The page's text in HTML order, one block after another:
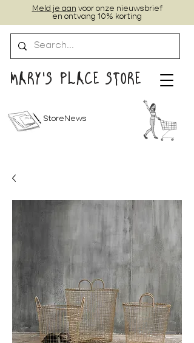
MARY'S PLACE STORE
StoreNews
Meld je aan voor onze nieuwsbrief
en ontvang 10% korting